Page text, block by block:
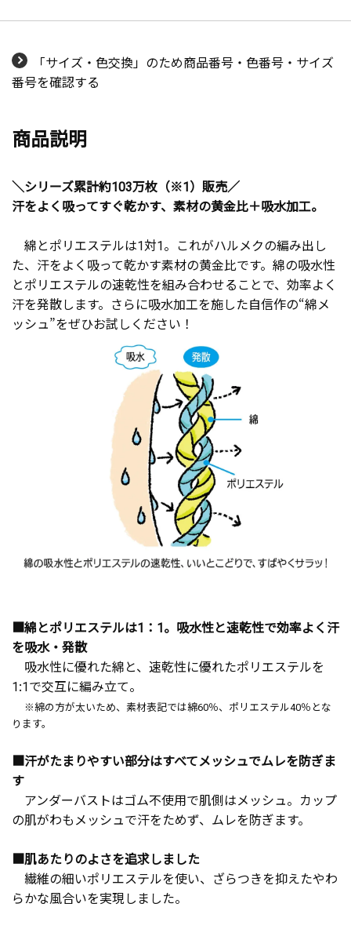
「サイズ・色交換」のため商品番号・色番号・サイズ
番号を確認する
商品説明
＼シリーズ累計約103万枚（※1）販売／
汗をよく吸ってすぐ乾かす、素材の黄金比＋吸水加工。
綿とポリエステルは1対1。これがハルメクの編み出し
た、汗をよく吸って乾かす素材の黄金比です。綿の吸水性
とポリエステルの速乾性を組み合わせることで、効率よく
汗を発散します。さらに吸水加工を施した自信作の“綿メ
ッシュ”をぜひお試しください！
■綿とポリエステルは1：1。吸水性と速乾性で効率よく汗
を吸水・発散
吸水性に優れた綿と、速乾性に優れたポリエステルを
1:1で交互に編み立て。
※綿の方が太いため、素材表記では綿60％、ポリエステル40％とな
ります。
■汗がたまりやすい部分はすべてメッシュでムレを防ぎま
す
アンダーバストはゴム不使用で肌側はメッシュ。カップ
の肌がわもメッシュで汗をためず、ムレを防ぎます。
■肌あたりのよさを追求しました
繊維の細いポリエステルを使い、ざらつきを抑えたやわ
らかな風合いを実現しました。